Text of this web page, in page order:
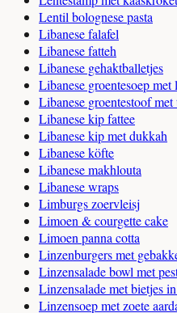
Lentil bolognese pasta
Libanese falafel
Libanese fatteh
Libanese gehaktballetjes
Libanese groentesoep met
Libanese groentestoof met
Libanese kip fattee
Libanese kip met dukkah
Libanese köfte
Libanese makhlouta
Libanese wraps
Limburgs zoervleisj
Limoen & courgette cake
Limoen panna cotta
Linzenburgers met
Linzensalade bowl met
Linzensalade met bietjes
Linzensoep met zoete